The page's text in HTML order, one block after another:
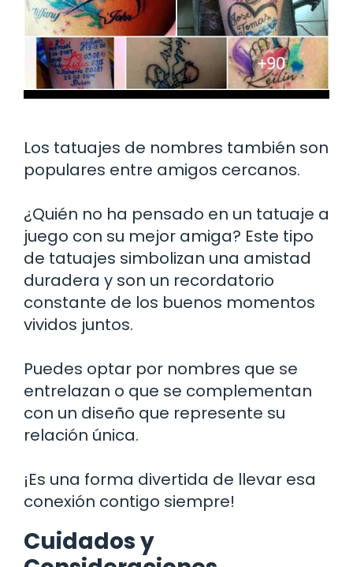
Los tatuajes de nombres también son
populares entre amigos cercanos.
¿Quién no ha pensado en un tatuaje a
juego con su mejor amiga? Este tipo
de tatuajes simbolizan una amistad
duradera y son un recordatorio
constante de los buenos momentos
vividos juntos.
Puedes optar por nombres que se
entrelazan o que se complementan
con un diseño que represente su
relación única.
¡Es una forma divertida de llevar esa
conexión contigo siempre!
Cuidados y